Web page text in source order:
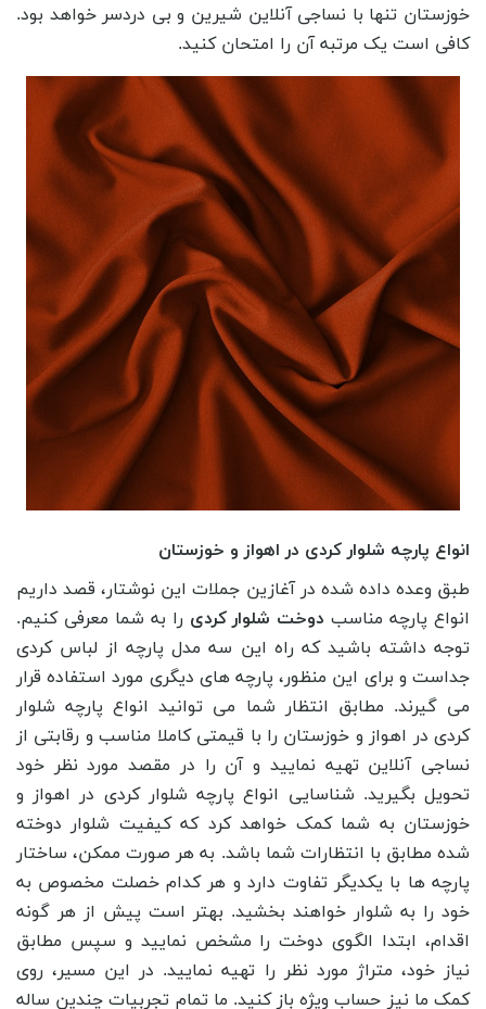
خوزستان تنها با نساجی آنلاین شیرین و بی دردسر خواهد بود.
کافی است یک مرتبه آن را امتحان کنید.
انواع پارچه شلوار کردی در اهواز و خوزستان
طبق وعده داده شده در آغازین جملات این نوشتار، قصد داریم
انواع پارچه مناسب دوخت شلوار کردی را به شما معرفی کنیم.
توجه داشته باشید که راه این سه مدل پارچه از لباس کردی
جداست و برای این منظور، پارچه های دیگری مورد استفاده قرار
می گیرند. مطابق انتظار شما می توانید انواع پارچه شلوار
کردی در اهواز و خوزستان را با قیمتی کاملا مناسب و رقابتی از
نساجی آنلاین تهیه نمایید و آن را در مقصد مورد نظر خود
تحویل بگیرید. شناسایی انواع پارچه شلوار کردی در اهواز و
خوزستان به شما کمک خواهد کرد که کیفیت شلوار دوخته
شده مطابق با انتظارات شما باشد. به هر صورت ممکن، ساختار
پارچه ها با یکدیگر تفاوت دارد و هر کدام خصلت مخصوص به
خود را به شلوار خواهند بخشید. بهتر است پیش از هر گونه
اقدام، ابتدا الگوی دوخت را مشخص نمایید و سپس مطابق
نیاز خود، متراژ مورد نظر را تهیه نمایید. در این مسیر، روی
کمک ما نیز حساب ویژه باز کنید. ما تمام تجربیات چندین ساله